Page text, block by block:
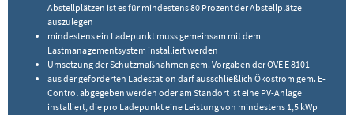
Abstellplätzen ist es für mindestens 80 Prozent der Abstellplätze
auszulegen
mindestens ein Ladepunkt muss gemeinsam mit dem
Lastmanagementsystem installiert werden
Umsetzung der Schutzmaßnahmen gem. Vorgaben der OVE E 8101
aus der geförderten Ladestation darf ausschließlich Ökostrom gem. E-
Control abgegeben werden oder am Standort ist eine PV-Anlage
installiert, die pro Ladepunkt eine Leistung von mindestens 1,5 kWp